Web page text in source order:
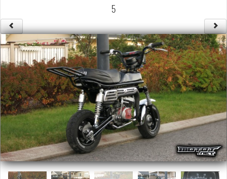
Haku
Säännöt ja ohjeet
Uudet ajoneuvot
Uudet kuvat
Uudet videot
Uudet kommentit
MYYDÄÄN
Haku
Ohjeet
Ajoneuvot
Osat
TIETOPANKKI
TAPAHTUMAT
MP15 kuvia
5